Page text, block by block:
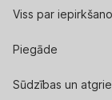
Viss par
Piegāde
Sūdzības un